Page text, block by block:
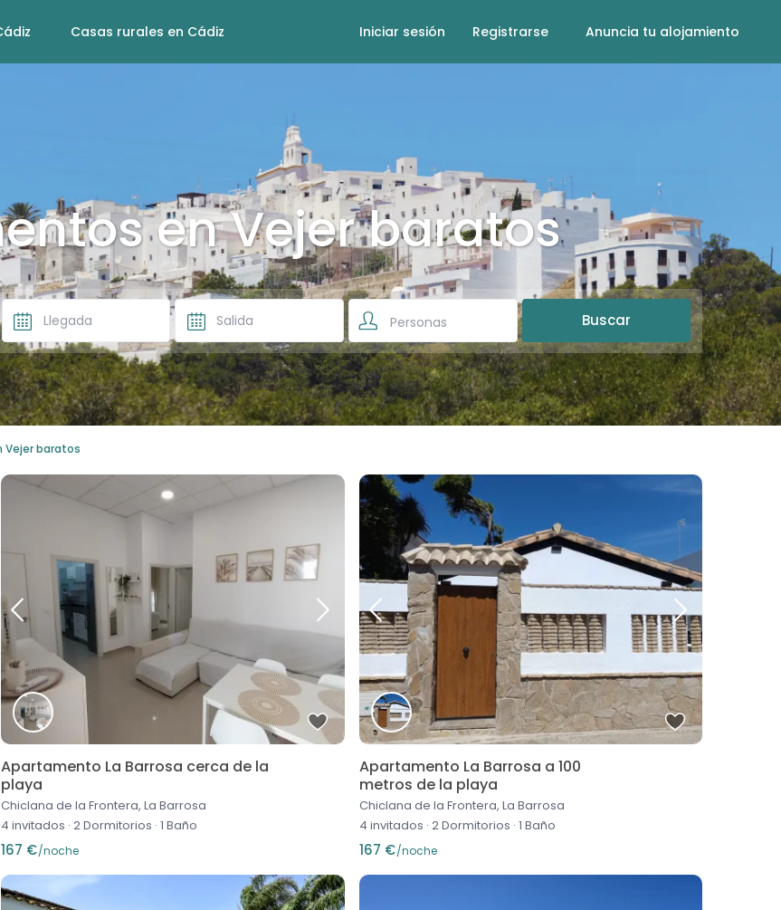
Casas rurales en Cádiz Iniciar sesión Registrarse Anuncia tu alojamiento
en Vejer baratos
Personas
baratos
Apartamento La Barrosa cerca de la
playa
Chiclana de la Frontera, La Barrosa
4 invitados · 2 Dormitorios · 1 Baño
167 €/noche
Apartamento La Barrosa a 100
metros de la playa
Chiclana de la Frontera, La Barrosa
4 invitados · 2 Dormitorios · 1 Baño
167 €/noche